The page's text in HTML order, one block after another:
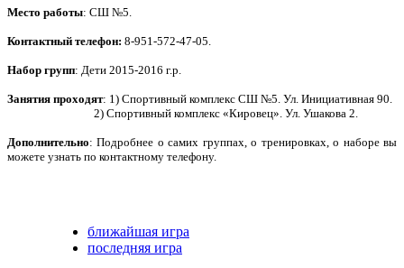
Место работы: СШ №5.
Контактный телефон: 8-951-572-47-05.
Набор групп: Дети 2015-2016 г.р.
Занятия проходят: 1) Спортивный комплекс СШ №5. Ул. Инициативная 90.
2) Спортивный комплекс «Кировец». Ул. Ушакова 2.
Дополнительно: Подробнее о самих группах, о тренировках, о наборе вы
можете узнать по контактному телефону.
ближайшая игра
последняя игра